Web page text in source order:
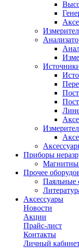
Приборы
Прочее
Паяльные
Аксессуары
Новости
Акции
Прайс-лист
Контакты
Личный